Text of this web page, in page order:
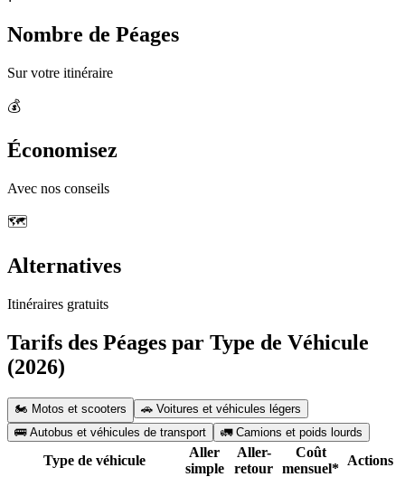
Nombre de Péages
Sur votre itinéraire
💰
Économisez
Avec nos conseils
🗺️
Alternatives
Itinéraires gratuits
Tarifs des Péages par Type de Véhicule
(2026)
🏍️ Motos et scooters
🚗 Voitures et véhicules légers
🚌 Autobus et véhicules de transport
🚛 Camions et poids lourds
Type de véhicule
Aller
simple
Aller-
retour
Coût
mensuel*
Actions